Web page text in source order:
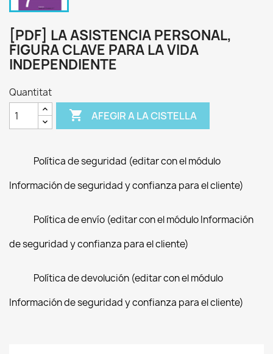
[PDF] LA ASISTENCIA PERSONAL,
FIGURA CLAVE PARA LA VIDA
INDEPENDIENTE
Quantitat
 AFEGIR A LA CISTELLA
Política de seguridad (editar con el módulo
Información de seguridad y confianza para el cliente)
Política de envío (editar con el módulo Información
de seguridad y confianza para el cliente)
Política de devolución (editar con el módulo
Información de seguridad y confianza para el cliente)